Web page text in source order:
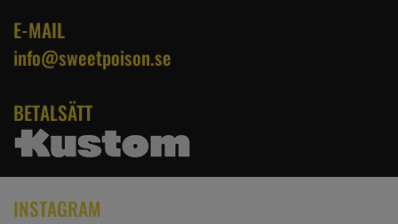
E-MAIL
info@sweetpoison.se
BETALSÄTT
INSTAGRAM